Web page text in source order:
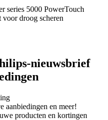
series 5000 PowerTouch
voor droog scheren
nieuwsbrief
aanbiedingen en meer!
producten en kortingen